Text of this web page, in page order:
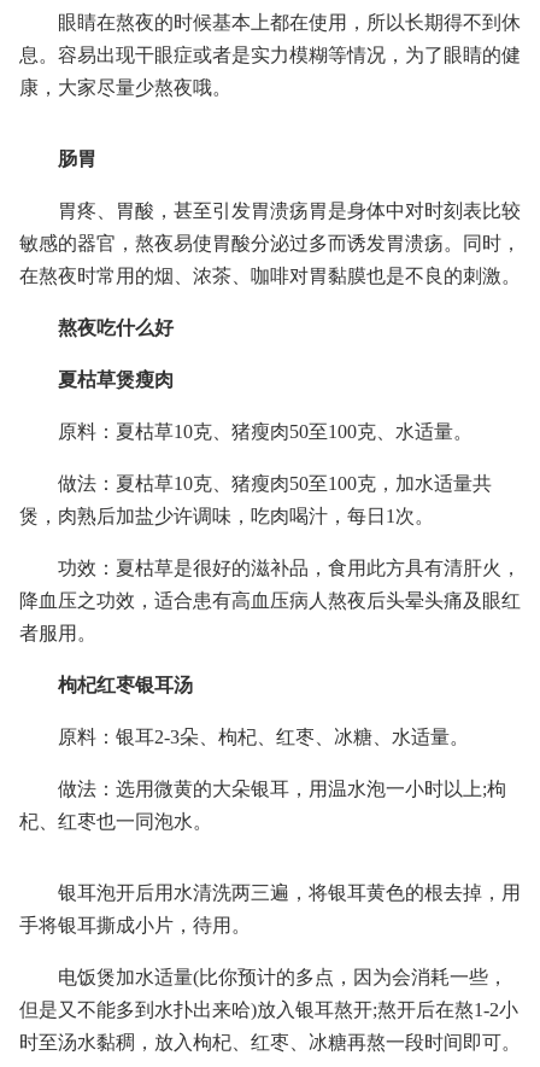
眼睛在熬夜的时候基本上都在使用，所以长期得不到休
息。容易出现干眼症或者是实力模糊等情况，为了眼睛的健
康，大家尽量少熬夜哦。
肠胃
胃疼、胃酸，甚至引发胃溃疡胃是身体中对时刻表比较
敏感的器官，熬夜易使胃酸分泌过多而诱发胃溃疡。同时，
在熬夜时常用的烟、浓茶、咖啡对胃黏膜也是不良的刺激。
熬夜吃什么好
夏枯草煲瘦肉
原料：夏枯草10克、猪瘦肉50至100克、水适量。
做法：夏枯草10克、猪瘦肉50至100克，加水适量共
煲，肉熟后加盐少许调味，吃肉喝汁，每日1次。
功效：夏枯草是很好的滋补品，食用此方具有清肝火，
降血压之功效，适合患有高血压病人熬夜后头晕头痛及眼红
者服用。
枸杞红枣银耳汤
原料：银耳2-3朵、枸杞、红枣、冰糖、水适量。
做法：选用微黄的大朵银耳，用温水泡一小时以上;枸
杞、红枣也一同泡水。
银耳泡开后用水清洗两三遍，将银耳黄色的根去掉，用
手将银耳撕成小片，待用。
电饭煲加水适量(比你预计的多点，因为会消耗一些，
但是又不能多到水扑出来哈)放入银耳熬开;熬开后在熬1-2小
时至汤水黏稠，放入枸杞、红枣、冰糖再熬一段时间即可。